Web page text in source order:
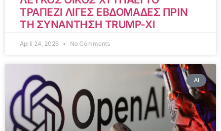
ΤΡΑΠΕΖΙ ΛΙΓΕΣ ΕΒΔΟΜΑΔΕΣ ΠΡΙΝ
ΤΗ ΣΥΝΑΝΤΗΣΗ TRUMP-XI
April 24, 2026 No Comments
AI